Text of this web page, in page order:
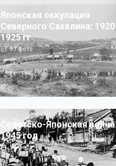
Японская оккупация
Северного Сахалина:
1925 гг
97фото
Советско-Японская
1945 год
50фото